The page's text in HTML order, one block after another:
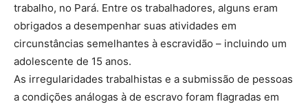
trabalho, no Pará. Entre os trabalhadores, alguns eram
obrigados a desempenhar suas atividades em
circunstâncias semelhantes à escravidão – incluindo um
adolescente de 15 anos.
As irregularidades trabalhistas e a submissão de pessoas
a condições análogas à de escravo foram flagradas em